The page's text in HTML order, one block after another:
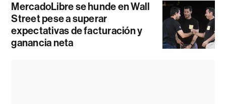
MercadoLibre se hunde en Wall
Street pese a superar
expectativas de facturación y
ganancia neta